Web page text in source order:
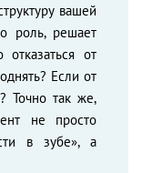
вашей
роль, решает
от
Если от
Точно так же,
не просто
в зубе», а